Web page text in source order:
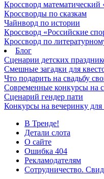
Кроссворд математический
Кроссворды по сказкам
Чайнворд по истории
Кроссворд «Российские
Кроссворд по
Блог
Сценарии детских
Смешные загадки для
Что подарить на свадьбу
Современные конкурсы на
Сценарий гендер пати
Конкурсы на вечеринку для
В Тренде!
Детали слота
О сайте
Ошибка 404
Рекламодателям
Сотрудничество.